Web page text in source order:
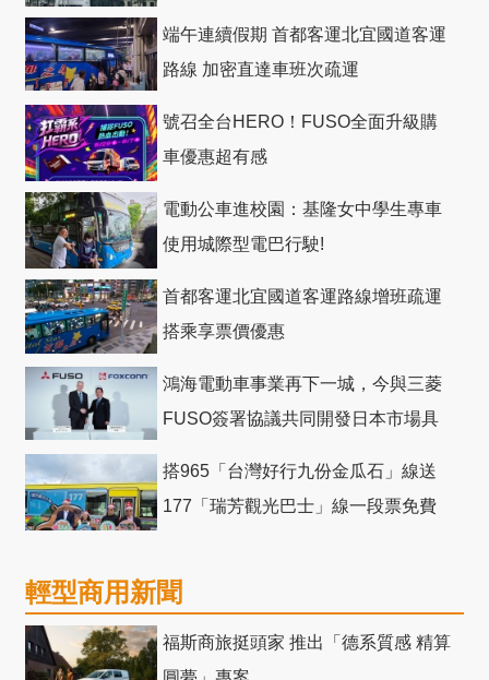
端午連續假期 首都客運北宜國道客運
路線 加密直達車班次疏運
號召全台HERO！FUSO全面升級購
車優惠超有感
電動公車進校園：基隆女中學生專車
使用城際型電巴行駛!
首都客運北宜國道客運路線增班疏運
搭乘享票價優惠
鴻海電動車事業再下一城，今與三菱
FUSO簽署協議共同開發日本市場具
搭965「台灣好行九份金瓜石」線送
177「瑞芳觀光巴士」線一段票免費
輕型商用新聞
福斯商旅挺頭家 推出「德系質感 精算